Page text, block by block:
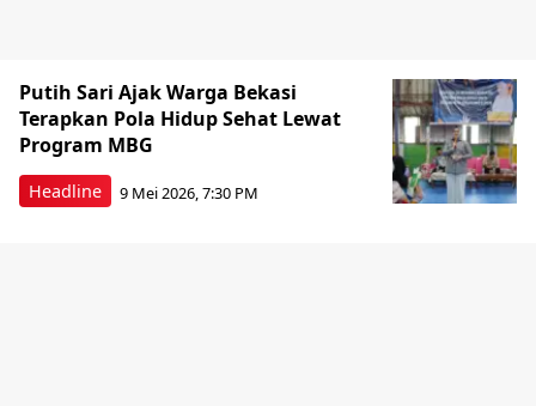
Headline
Putih Sari Ajak Warga Bekasi
Terapkan Pola Hidup Sehat Lewat
Program MBG
9 Mei 2026, 7:30 PM